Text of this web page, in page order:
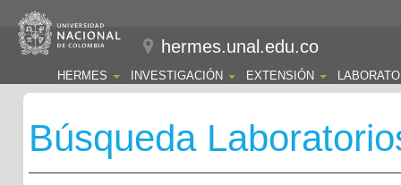
hermes.unal.edu.co
HERMES INVESTIGACIÓN EXTENSIÓN
Búsqueda